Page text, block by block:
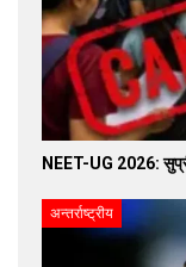
NEET-UG 2026:
अन्तर्राष्ट्रीय